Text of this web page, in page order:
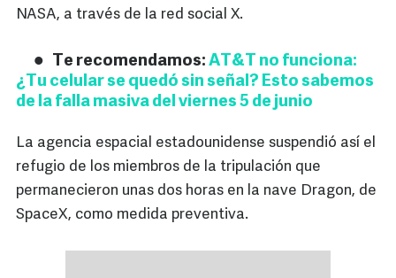
NASA, a través de la red social X.
Te recomendamos: AT&T no funciona:
¿Tu celular se quedó sin señal? Esto sabemos
de la falla masiva del viernes 5 de junio
La agencia espacial estadounidense suspendió así el
refugio de los miembros de la tripulación que
permanecieron unas dos horas en la nave Dragon, de
SpaceX, como medida preventiva.